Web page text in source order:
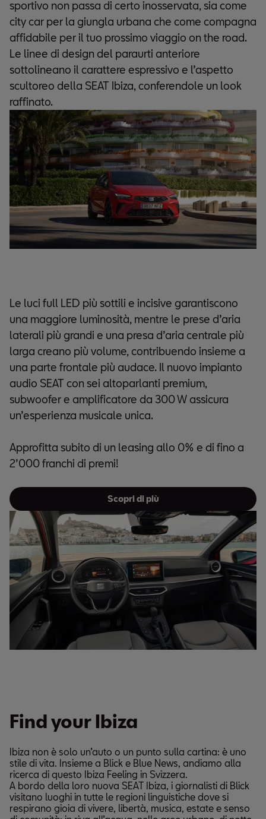
sportivo non passa di certo inosservata, sia come
city car per la giungla urbana che come compagna
affidabile per il tuo prossimo viaggio on the road.
Le linee di design del paraurti anteriore
sottolineano il carattere espressivo e l’aspetto
scultoreo della SEAT Ibiza, conferendole un look
raffinato.
Le luci full LED più sottili e incisive garantiscono
una maggiore luminosità, mentre le prese d’aria
laterali più grandi e una presa d’aria centrale più
larga creano più volume, contribuendo insieme a
una parte frontale più audace. Il nuovo impianto
audio SEAT con sei altoparlanti premium,
subwoofer e amplificatore da 300 W assicura
un’esperienza musicale unica.
Approfitta subito di un leasing allo 0% e di fino a
2’000 franchi di premi!
Scopri di più
Find your Ibiza
Ibiza non è solo un’auto o un punto sulla cartina: è uno
stile di vita. Insieme a Blick e Blue News, andiamo alla
ricerca di questo Ibiza Feeling in Svizzera.
A bordo della loro nuova SEAT Ibiza, i giornalisti di Blick
visitano luoghi in tutte le regioni linguistiche dove si
respirano gioia di vivere, libertà, musica, estate e senso